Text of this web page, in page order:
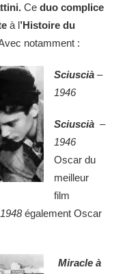
Ce duo complice
à l’Histoire du
notamment :
Sciuscià –
1946
Sciuscià –
1946
Oscar du
meilleur
film
1948également Oscar
Miracle à